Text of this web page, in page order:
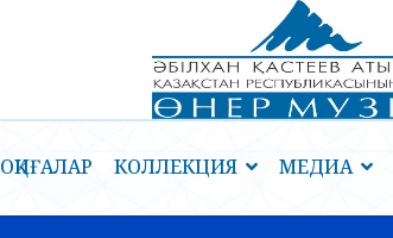
ОҚИҒАЛАР КОЛЛЕКЦИЯ МЕДИА